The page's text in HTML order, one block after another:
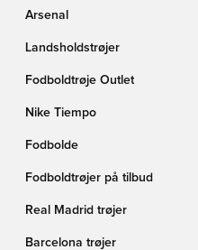
Arsenal
Landsholdstrøjer
Fodboldtrøje Outlet
Nike Tiempo
Fodbolde
Fodboldtrøjer på tilbud
Real Madrid trøjer
Barcelona trøjer